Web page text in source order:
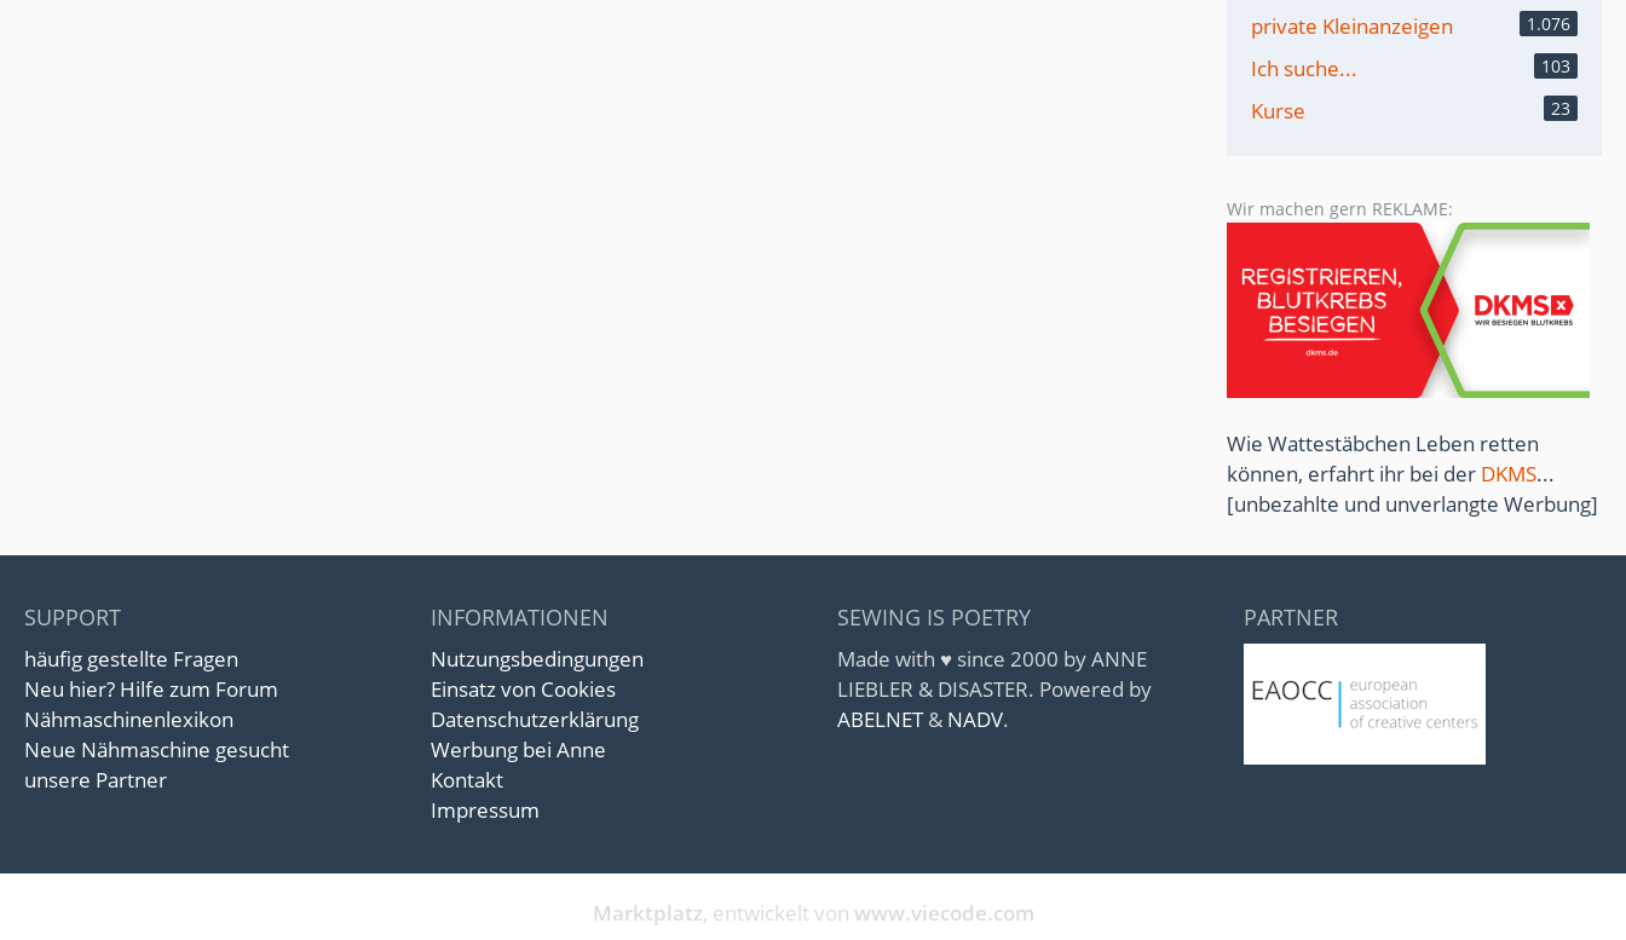
private Kleinanzeigen 1.076
Ich suche... 103
Kurse 23
Wir machen gern REKLAME:
Wie Wattestäbchen Leben retten
können, erfahrt ihr bei der DKMS...
[unbezahlte und unverlangte Werbung]
SUPPORT
häufig gestellte Fragen
Neu hier? Hilfe zum Forum
Nähmaschinenlexikon
Neue Nähmaschine gesucht
unsere Partner
INFORMATIONEN
Nutzungsbedingungen
Einsatz von Cookies
Datenschutzerklärung
Werbung bei Anne
Kontakt
Impressum
SEWING IS POETRY
Made with ♥ since 2000 by ANNE
LIEBLER & DISASTER. Powered by
ABELNET& NADV.
PARTNER
Marktplatz, entwickelt von www.viecode.com